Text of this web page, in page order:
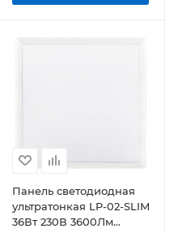
Панель светодиодная
ультратонкая LP-02-SLIM
36Вт 230В 3600Лм